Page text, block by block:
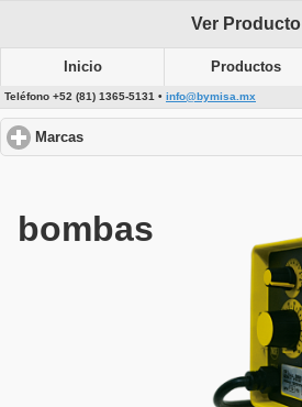
Ver Producto
Inicio Productos
Teléfono +52 (81) 1365-5131 • info@bymisa.mx
Marcas
bombas